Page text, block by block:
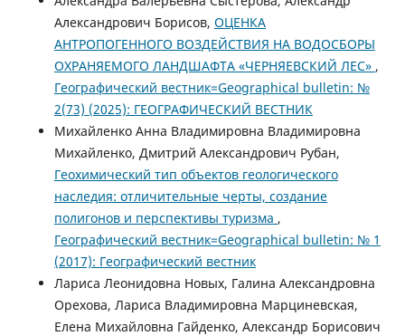
Александрович Борисов, ОЦЕНКА
АНТРОПОГЕННОГО ВОЗДЕЙСТВИЯ НА ВОДОСБОРЫ
ОХРАНЯЕМОГО ЛАНДШАФТА «ЧЕРНЯЕВСКИЙ ЛЕС» ,
Географический вестник=Geographical bulletin: №
2(73) (2025): ГЕОГРАФИЧЕСКИЙ ВЕСТНИК
Михайленко Анна Владимировна Владимировна
Михайленко, Дмитрий Александрович Рубан,
Геохимический тип объектов геологического
наследия: отличительные черты, создание
полигонов и перспективы туризма ,
Географический вестник=Geographical bulletin: № 1
(2017): Географический вестник
Лариса Леонидовна Новых, Галина Александровна
Орехова, Лариса Владимировна Марциневская,
Елена Михайловна Гайденко, Александр Борисович